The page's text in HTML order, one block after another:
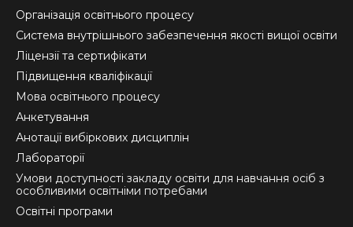
in
new
window
in
new
window
in
new
window
Організація освітнього процесу
Система внутрішнього забезпечення якості вищої освіти
Ліцензії та сертифікати
Підвищення кваліфікації
Мова освітнього процесу
Анкетування
Анотації вибіркових дисциплін
Лабораторії
Умови доступності закладу освіти для навчання осіб з
особливими освітніми потребами
Освітні програми